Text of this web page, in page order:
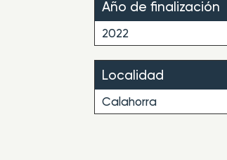
Año de finalización
2022
Localidad
Calahorra